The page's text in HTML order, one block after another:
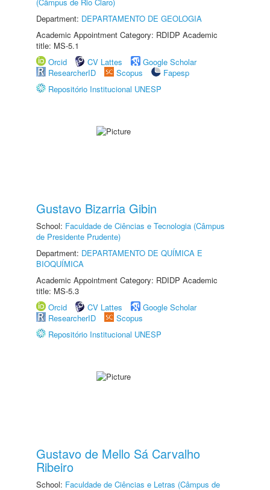
Department: DEPARTAMENTO DE GEOLOGIA
Academic Appointment Category: RDIDP Academic
title: MS-5.1
Orcid
CV Lattes
Google Scholar
ResearcherID
Scopus
Fapesp
Repositório Institucional UNESP
Gustavo Bizarria Gibin
School: Faculdade de Ciências e Tecnologia (Câmpus
de Presidente Prudente)
Department: DEPARTAMENTO DE QUÍMICA E
BIOQUÍMICA
Academic Appointment Category: RDIDP Academic
title: MS-5.3
Orcid
CV Lattes
Google Scholar
ResearcherID
Scopus
Repositório Institucional UNESP
Gustavo de Mello Sá Carvalho
Ribeiro
School: Faculdade de Ciências e Letras (Câmpus de